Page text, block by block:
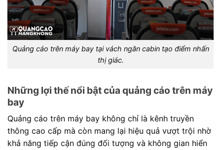
Quảng cáo trên máy bay tại vách ngăn cabin tạo điểm nhấn
thị giác.
Những lợi thế nổi bật của quảng cáo trên máy
bay
Quảng cáo trên máy bay không chỉ là kênh truyền
thông cao cấp mà còn mang lại hiệu quả vượt trội nhờ
khả năng tiếp cận đúng đối tượng và không gian hiển